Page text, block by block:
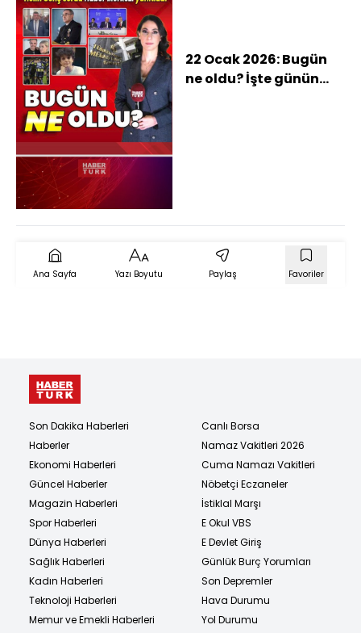
22 Ocak 2026: Bugün
ne oldu? İşte günün
Ana Sayfa Yazı Boyutu Paylaş Favoriler
Son Dakika Haberleri
Haberler
Ekonomi Haberleri
Güncel Haberler
Magazin Haberleri
Spor Haberleri
Dünya Haberleri
Sağlık Haberleri
Kadın Haberleri
Teknoloji Haberleri
Memur ve Emekli Haberleri
Canlı Borsa
Namaz Vakitleri 2026
Cuma Namazı Vakitleri
Nöbetçi Eczaneler
İstiklal Marşı
E Okul VBS
E Devlet Giriş
Günlük Burç Yorumları
Son Depremler
Hava Durumu
Yol Durumu